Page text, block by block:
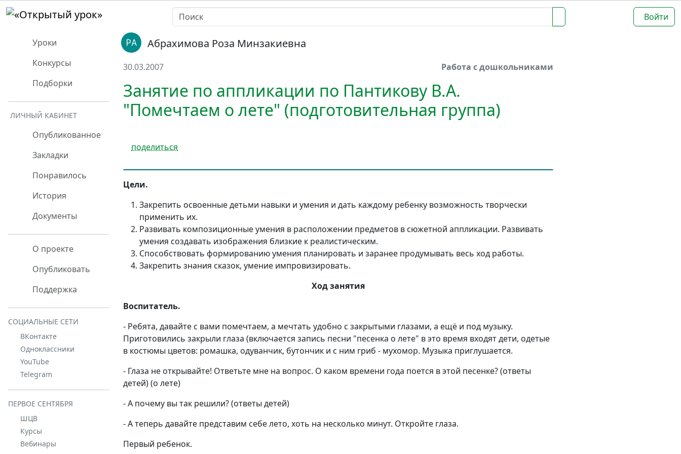
Войти
Уроки
Конкурсы
Подборки
ЛИЧНЫЙ КАБИНЕТ
Опубликованное
Закладки
Понравилось
История
Документы
О проекте
Опубликовать
Поддержка
СОЦИАЛЬНЫЕ СЕТИ
ВКонтакте
Одноклассники
YouTube
Telegram
ПЕРВОЕ СЕНТЯБРЯ
ШЦВ
Курсы
Вебинары
Абрахимова Роза Минзакиевна
30.03.2007 Работа с дошкольниками
Занятие по аппликации по Пантикову В.А.
"Помечтаем о лете" (подготовительная группа)
поделиться
Цели.
Закрепить освоенные детьми навыки и умения и дать каждому ребенку возможность творчески
применить их.
Развивать композиционные умения в расположении предметов в сюжетной аппликации. Развивать
умения создавать изображения близкие к реалистическим.
Способствовать формированию умения планировать и заранее продумывать весь ход работы.
Закрепить знания сказок, умение импровизировать.
Ход занятия
Воспитатель.
- Ребята, давайте с вами помечтаем, а мечтать удобно с закрытыми глазами, а ещё и под музыку.
Приготовились закрыли глаза (включается запись песни "песенка о лете" в это время входят дети, одетые
в костюмы цветов: ромашка, одуванчик, бутончик и с ним гриб - мухомор. Музыка приглушается.
- Глаза не открывайте! Ответьте мне на вопрос. О каком времени года поется в этой песенке? (ответы
детей) (о лете)
- А почему вы так решили? (ответы детей)
- А теперь давайте представим себе лето, хоть на несколько минут. Откройте глаза.
Первый ребенок.